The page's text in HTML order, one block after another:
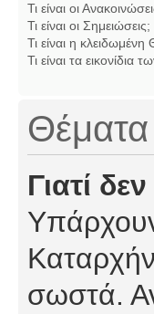
Τι είναι οι
Τι είναι οι Σημειώσεις;
Τι είναι η
Τι είναι τα εικονίδια
Γιατί
σωστά. Αν